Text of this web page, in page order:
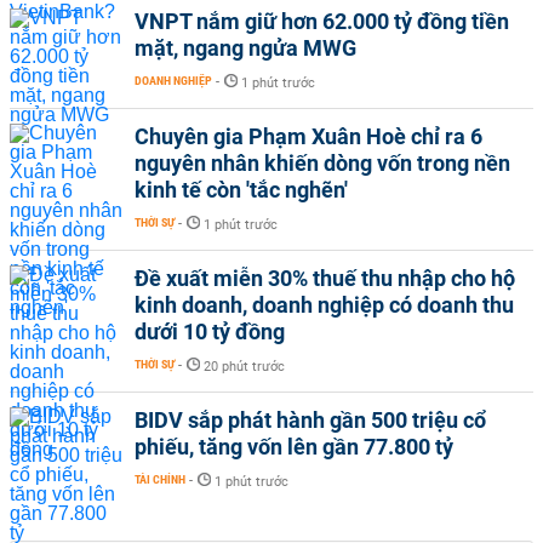
VNPT nắm giữ hơn 62.000 tỷ đồng tiền
mặt, ngang ngửa MWG
DOANH NGHIỆP - 1 phút trước
Chuyên gia Phạm Xuân Hoè chỉ ra 6
nguyên nhân khiến dòng vốn trong nền
kinh tế còn 'tắc nghẽn'
THỜI SỰ - 1 phút trước
Đề xuất miễn 30% thuế thu nhập cho hộ
kinh doanh, doanh nghiệp có doanh thu
dưới 10 tỷ đồng
THỜI SỰ - 20 phút trước
BIDV sắp phát hành gần 500 triệu cổ
phiếu, tăng vốn lên gần 77.800 tỷ
TÀI CHÍNH - 1 phút trước